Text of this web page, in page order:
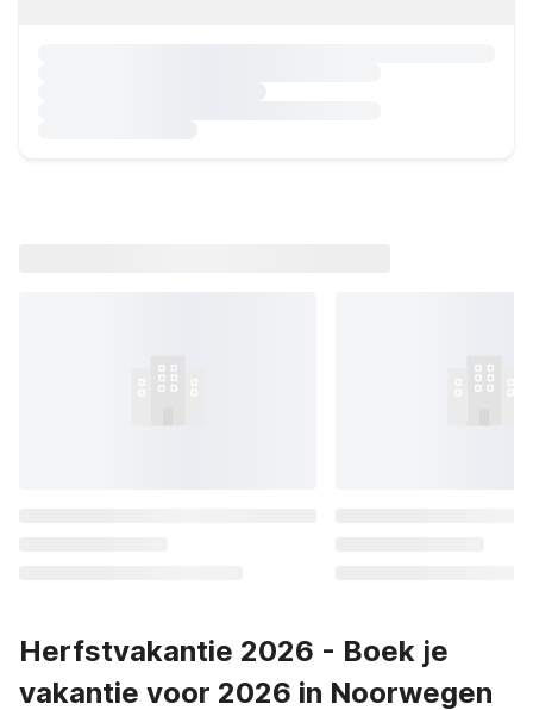
Herfstvakantie 2026 - Boek je
vakantie voor 2026 in Noorwegen